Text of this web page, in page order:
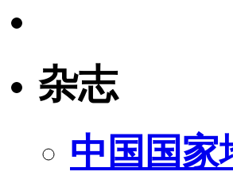
杂志
中国国家